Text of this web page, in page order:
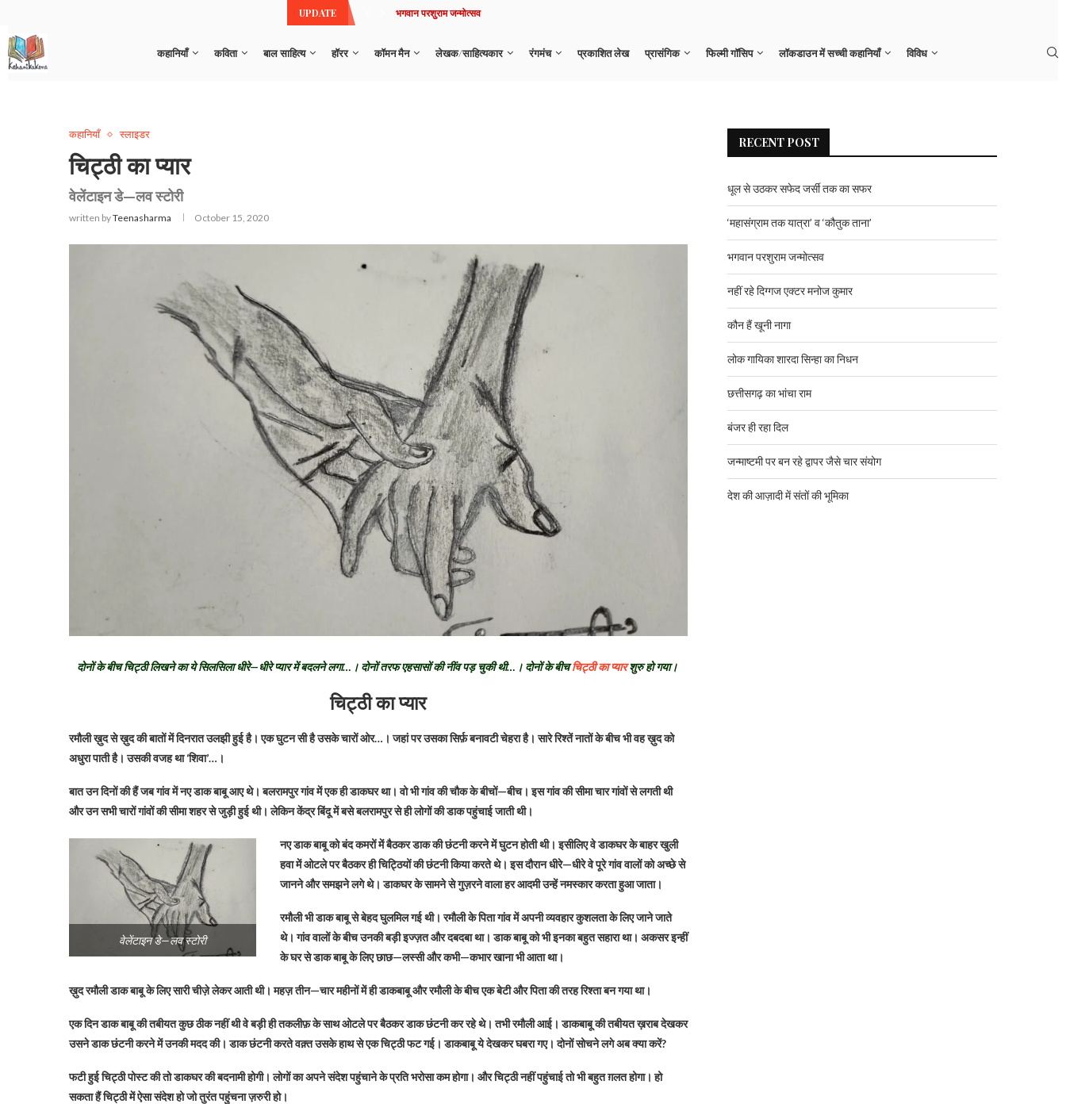
UPDATE नहीं रहे दिग्गज एक्टर मनोज कुमार
कहानियाँ कविता बाल साहित्य हॉरर कॉमन मैन लेखक/साहित्यकार रंगमंच प्रकाशित लेख प्रासंगिक फिल्मी गॉसिप लॉकडाउन में सच्ची कहानियाँ विविध
कहानियाँ स्लाइडर
चिट्ठी का प्यार
वेलेंटाइन डे—लव स्टोरी
written byTeenasharma October 15, 2020
दोनों के बीच चिट्ठी लिखने का ये सिलसिला धीरे—धीरे प्यार में बदलने लगा…। दोनों तरफ एहसासों की नींव पड़ चुकी थी…। दोनों के बीचचिट्ठी का प्यारशुरु हो गया।
चिट्ठी का प्यार
रमौली ख़ुद से ख़ुद की बातों में दिनरात उलझी हुई है। एक घुटन सी है उसके चारों ओर…। जहां पर उसका सिर्फ़ बनावटी चेहरा है। सारे रिश्तें नातों के बीच भी वह ख़ुद को
अधुरा पाती है। उसकी वजह था ‘शिवा’…।
बात उन दिनों की हैं जब गांव में नए डाक बाबू आए थे। बलरामपुर गांव में एक ही डाकघर था। वो भी गांव की चौक के बीचों—बीच। इस गांव की सीमा चार गांवों से लगती थी
और उन सभी चारों गांवों की सीमा शहर से जुड़ी हुई थी। लेकिन केंद्र बिंदू में बसे बलरामपुर से ही लोगों की डाक पहुंचाई जाती थी।
वेलेंटाइन डे—लव स्टोरी
नए डाक बाबू को बंद कमरों में बैठकर डाक की छंटनी करने में घुटन होती थी। इसीलिए वे डाकघर के बाहर खुली
हवा में ओटले पर बैठकर ही चिट्ठियों की छंटनी किया करते थे। इस दौरान धीरे—धीरे वे पूरे गांव वालों को अच्छे से
जानने और समझने लगे थे। डाकघर के सामने से गुज़रने वाला हर आदमी उन्हें नमस्कार करता हुआ जाता।
रमौली भी डाक बाबू से बेहद घुलमिल गई थी। रमौली के पिता गांव में अपनी व्यवहार कुशलता के लिए जाने जाते
थे। गांव वालों के बीच उनकी बड़ी इज्ज़त और दबदबा था। डाक बाबू को भी इनका बहुत सहारा था। अकसर इन्हीं
के घर से डाक बाबू के लिए छाछ—लस्सी और कभी—कभार खाना भी आता था।
ख़ुद रमौली डाक बाबू के लिए सारी चीज़े लेकर आती थी। महज़ तीन—चार महीनों में ही डाकबाबू और रमौली के बीच एक बेटी और पिता की तरह रिश्ता बन गया था।
एक दिन डाक बाबू की तबीयत कुछ ठीक नहीं थी वे बड़ी ही तकलीफ़ के साथ ओटले पर बैठकर डाक छंटनी कर रहे थे। तभी रमौली आई। डाकबाबू की तबीयत ख़राब देखकर
उसने डाक छंटनी करने में उनकी मदद की। डाक छंटनी करते वक़्त उसके हाथ से एक चिट्ठी फट गई। डाकबाबू ये देखकर घबरा गए। दोनों सोचने लगे अब क्या करें?
फटी हुई चिट्ठी पोस्ट की तो डाकघर की बदनामी होगी। लोगों का अपने संदेश पहुंचाने के प्रति भरोसा कम होगा। और चिट्ठी नहीं पहुंचाई तो भी बहुत ग़लत होगा। हो
सकता हैं चिट्ठी में ऐसा संदेश हो जो तुरंत पहुंचना ज़रुरी हो।
RECENT POST
धूल से उठकर सफेद जर्सी तक का सफर
‘महासंग्राम तक यात्रा’ व ‘कौतुक ताना’
भगवान परशुराम जन्मोत्सव
नहीं रहे दिग्गज एक्टर मनोज कुमार
कौन हैं खूनी नागा
लोक गायिका शारदा सिन्हा का निधन
छत्तीसगढ़ का भांचा राम
बंजर ही रहा दिल
जन्माष्टमी पर बन रहे द्वापर जैसे चार संयोग
देश की आज़ादी में संतों की भूमिका